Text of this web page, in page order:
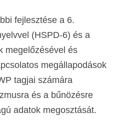
fejlesztése a 6.
(HSPD-6) és a
megelőzésével és
megállapodások
tagjai számára
és a bűnözésre
adatok megosztását.